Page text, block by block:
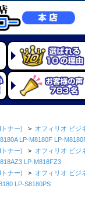
ナー) > オフィリオ ビジ
LP-M8180F LP-
ナー) > オフィリオ ビジ
LP-M818FZ3
ナー) > オフィリオ ビジ
LP-S8180PS